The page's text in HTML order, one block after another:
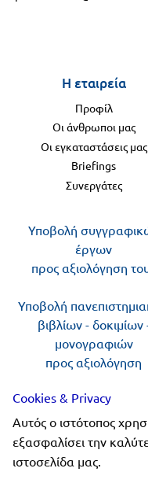
Η εταιρεία
Προφίλ
Οι άνθρωποι μας
Οι εγκαταστάσεις μας
Briefings
Συνεργάτες
Υποβολή
έργων
προς αξιολόγηση
Υποβολή
βιβλίων - δοκιμίων
μονογραφιών
προς αξιολόγηση
Cookies & Privacy
Αυτός ο ιστότοπος
εξασφαλίσει την
ιστοσελίδα μας.